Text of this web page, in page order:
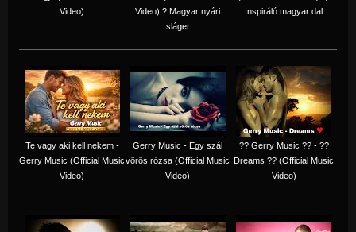
Video)
Video) ? Magyar nyári
sláger
Inspiráló magyar dal
Te vagy aki kell nekem -
Gerry Music (Official Music
Video)
Gerry Music - Egy szál
vörös rózsa (Official Music
Video)
?? Gerry Music ?? - ??
Dreams ?? (Official Music
Video)